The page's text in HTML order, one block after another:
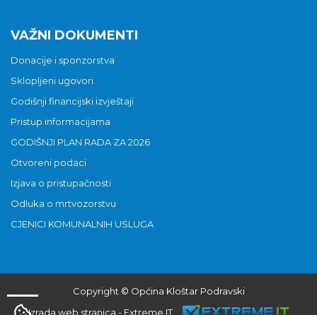
VAŽNI DOKUMENTI
Donacije i sponzorstva
Sklopljeni ugovori
Godišnji financijski izvještaji
Pristup informacijama
GODIŠNJI PLAN RADA ZA 2026
Otvoreni podaci
Izjava o pristupačnosti
Odluka o mrtvozorstvu
CJENICI KOMUNALNIH USLUGA
Copyright © Općina Kloštar Podravski
Izrada web stranica - Extreme IT